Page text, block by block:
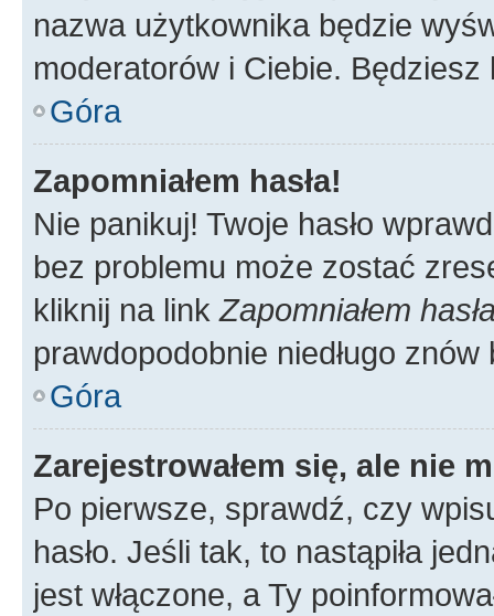
nazwa użytkownika będzie
moderatorów i Ciebie.
Góra
Zapomniałem hasła!
Nie panikuj! Twoje hasło
bez problemu może zostać
kliknij na linkZapomniałem
prawdopodobnie niedługo
Góra
Zarejestrowałem się, ale nie
Po pierwsze, sprawdź, czy
hasło. Jeśli tak, to nastąpiła
jest włączone, a Ty